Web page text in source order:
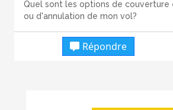
Quel sont les options de couverture
ou d'annulation de mon vol?
Répondre